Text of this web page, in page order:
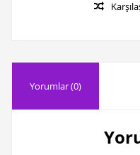
Yorumlar (0)